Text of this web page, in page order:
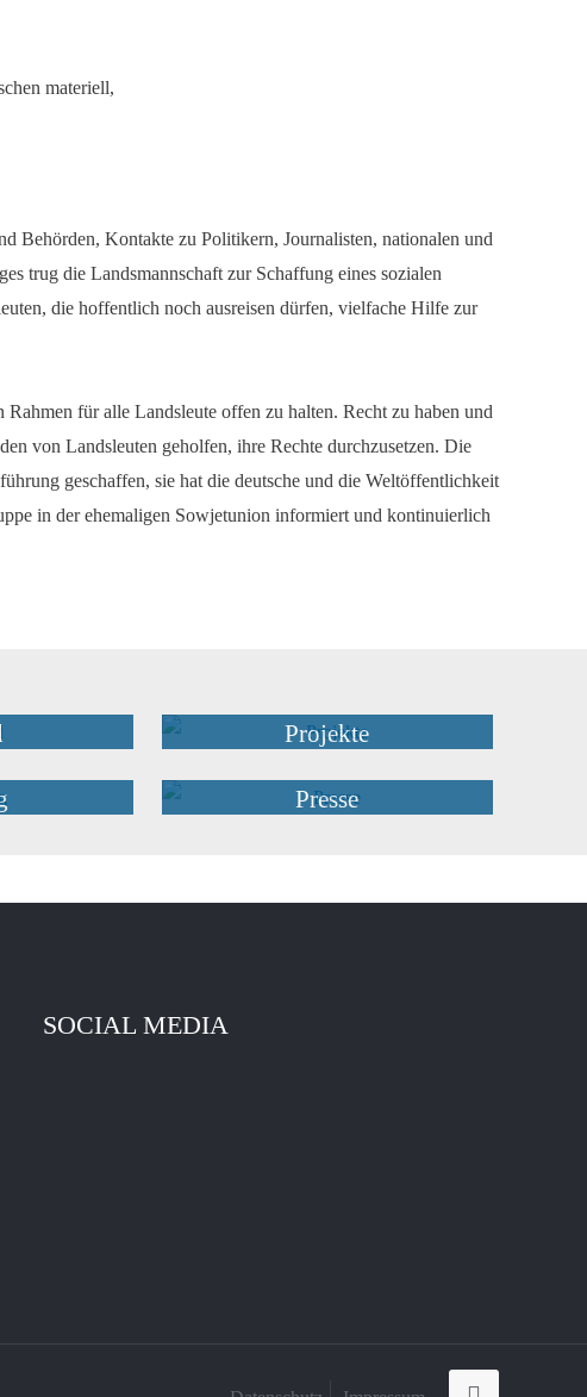
materiell,
Behörden, Kontakte zu Politikern, Journalisten, nationalen und
trug die Landsmannschaft zur Schaffung eines sozialen
die hoffentlich noch ausreisen dürfen, vielfache Hilfe zur
für alle Landsleute offen zu halten. Recht zu haben und
von Landsleuten geholfen, ihre Rechte durchzusetzen. Die
geschaffen, sie hat die deutsche und die Weltöffentlichkeit
in der ehemaligen Sowjetunion informiert und kontinuierlich
Projekte
Presse
SOCIAL MEDIA